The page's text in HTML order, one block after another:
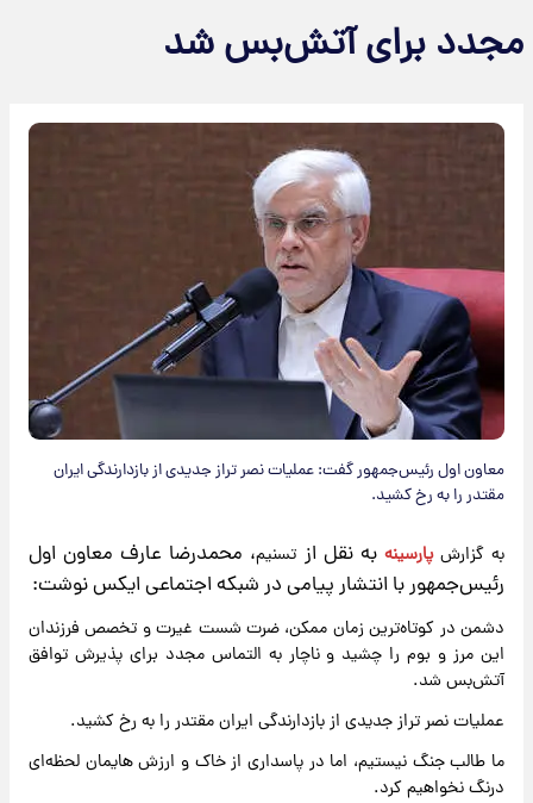
مجدد برای آتش‌بس شد
معاون اول رئیس‌جمهور گفت: عملیات نصر تراز جدیدی از بازدارندگی ایران
مقتدر را به رخ کشید.
به گزارش پارسینه ​ به نقل از تسنیم، محمدرضا عارف معاون اول
رئیس‌جمهور با انتشار پیامی در شبکه اجتماعی ایکس نوشت:
دشمن در کوتاه‌ترین زمان ممکن، ضرت شست غیرت و تخصص فرزندان
این مرز و بوم را چشید و ناچار به التماس مجدد برای پذیرش توافق
آتش‌بس شد.
عملیات نصر تراز جدیدی از بازدارندگی ایران مقتدر را به رخ کشید.
ما طالب جنگ نیستیم، اما در پاسداری از خاک و ارزش هایمان لحظه‌ای
درنگ نخواهیم کرد.